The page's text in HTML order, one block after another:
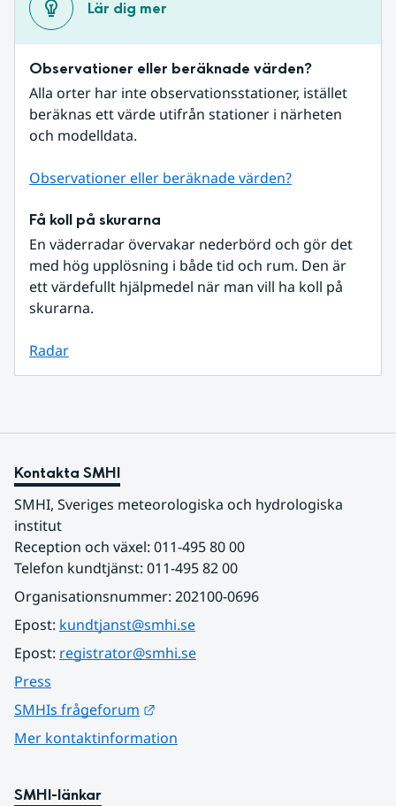
Lär dig mer
Observationer eller beräknade värden?
Alla orter har inte observationsstationer, istället
beräknas ett värde utifrån stationer i närheten
och modelldata.
Observationer eller beräknade värden?
Få koll på skurarna
En väderradar övervakar nederbörd och gör det
med hög upplösning i både tid och rum. Den är
ett värdefullt hjälpmedel när man vill ha koll på
skurarna.
Radar
Kontakta SMHI
SMHI, Sveriges meteorologiska och hydrologiska
institut
Reception och växel: 011-495 80 00
Telefon kundtjänst: 011-495 82 00
Organisationsnummer: 202100-0696
Epost: kundtjanst@smhi.se
Epost: registrator@smhi.se
Press
SMHIs frågeforum
Mer kontaktinformation
SMHI-länkar